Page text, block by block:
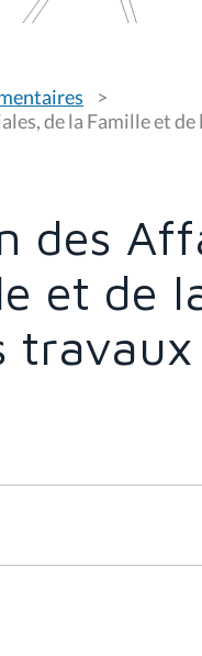
de la Famille et
des
et de